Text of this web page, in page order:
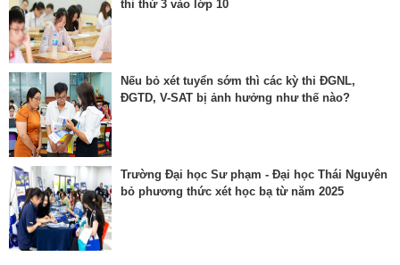
thi thứ 3 vào lớp 10
Nếu bỏ xét tuyển sớm thì các kỳ thi ĐGNL,
ĐGTD, V-SAT bị ảnh hưởng như thế nào?
Trường Đại học Sư phạm - Đại học Thái Nguyên
bỏ phương thức xét học bạ từ năm 2025